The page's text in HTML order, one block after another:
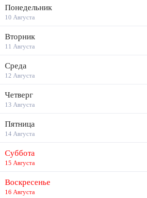
Понедельник
10 Августа
Вторник
11 Августа
Среда
12 Августа
Четверг
13 Августа
Пятница
14 Августа
Суббота
15 Августа
Воскресенье
16 Августа